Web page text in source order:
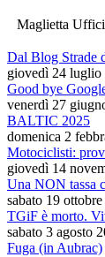
Maglietta
Dal Blog Strade
giovedì 24 luglio
Good bye
venerdì 27
BALTIC 2025
domenica 2
Motociclisti:
giovedì 14
Una NON tassa
sabato 19
TGiF è morto.
sabato 3 agosto
Fuga (in Aubrac)